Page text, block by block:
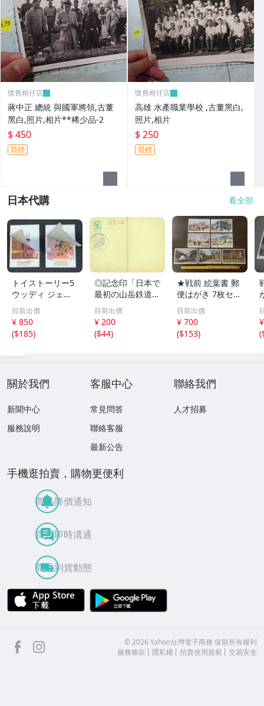
懷舊柑仔店
蔣中正 總統 與國軍將領,古董
黑白,照片,相片**稀少品-2
$ 450
競標
懷舊柑仔店
高雄 水產職業學校 ,古董黑白,
照片,相片
$ 250
競標
日本代購 看全部
トイストーリー5
ウッディ ジェシ
ー ２枚セット キ
ャラクターカード
入場特典 特典
目前出價
¥ 850
($185)
◎記念印「日本で
最初の山岳鉄道
別子1号 新居
浜
目前出價
¥ 200
($44)
★戦前 絵葉書 郵
便はがき 7枚セッ
ト 平和記念東京
博覧會 博覧会 建
物 人々 他 絵ハガ
キ スタンプ ビン
目前出價
¥ 700
($153)
(
關於我們
新聞中心
服務說明
客服中心
常見問答
聯絡客服
最新公告
聯絡我們
人才招募
手機逛拍賣，購物更便利
商品降價通知
買賣即時溝通
商品到貨動態
APP Store
facebook ©2026 Yahoo台灣電子商務 保留所有權利
服務條款
隱私權 拍賣使用規範 交易安全